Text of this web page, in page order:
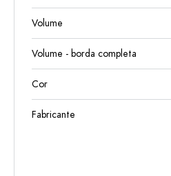
Volume
Volume - borda completa
Cor
Fabricante